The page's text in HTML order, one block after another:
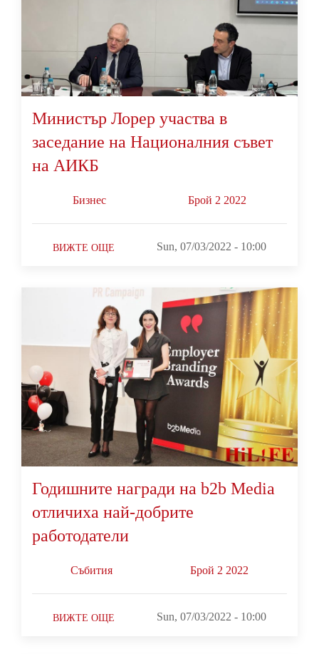
Министър Лорер участва в
заседание на Националния съвет
на АИКБ
Бизнес Брой 2 2022
ВИЖТЕ ОЩЕ Sun, 07/03/2022 - 10:00
Годишните награди на b2b Media
отличиха най-добрите
работодатели
Събития Брой 2 2022
ВИЖТЕ ОЩЕ Sun, 07/03/2022 - 10:00